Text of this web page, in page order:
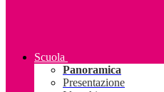
Scuola
Panoramica
Presentazione